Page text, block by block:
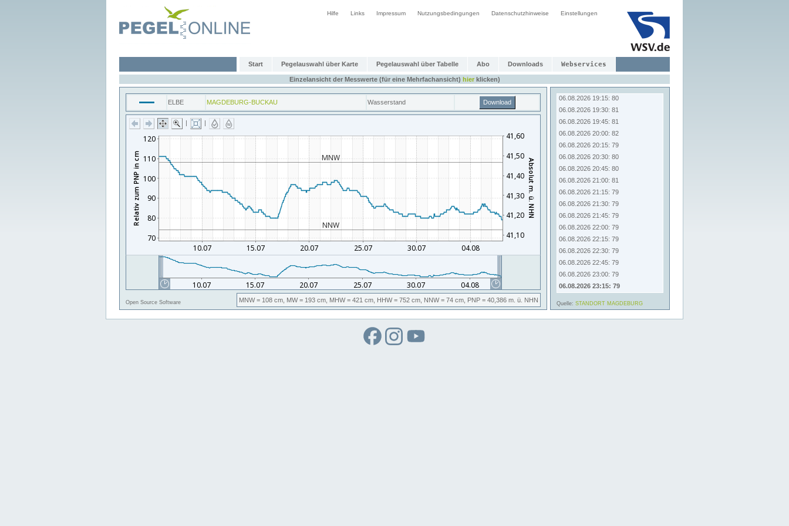
Hilfe Links Impressum Nutzungsbedingungen Datenschutzhinweise Einstellungen
Start Pegelauswahl über Karte Pegelauswahl über Tabelle Abo Downloads Webservices
Einzelansicht der Messwerte (für eine Mehrfachansicht) hierklicken)
ELBE MAGDEBURG-BUCKAU Wasserstand Download
| |
Open Source Software MNW= 108 cm, MW= 193 cm, MHW= 421 cm, HHW= 752 cm, NNW= 74 cm, PNP = 40,386 m. ü. NHN
06.08.2026 17:30: 82
06.08.2026 18:30: 81
06.08.2026 18:45: 81
06.08.2026 19:00: 81
06.08.2026 19:15: 80
06.08.2026 19:30: 81
06.08.2026 19:45: 81
06.08.2026 20:00: 82
06.08.2026 20:15: 79
06.08.2026 20:30: 80
06.08.2026 20:45: 80
06.08.2026 21:00: 81
06.08.2026 21:15: 79
06.08.2026 21:30: 79
06.08.2026 21:45: 79
06.08.2026 22:00: 79
06.08.2026 22:15: 79
06.08.2026 22:30: 79
06.08.2026 22:45: 79
06.08.2026 23:00: 79
06.08.2026 23:15: 79
Quelle: STANDORT MAGDEBURG